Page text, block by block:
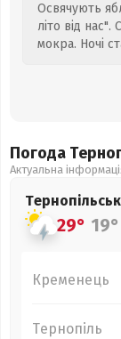
Освячують
літо від
мокра. Ночі
Погода
Актуальна
29° 19°
Кременець
Тернопіль